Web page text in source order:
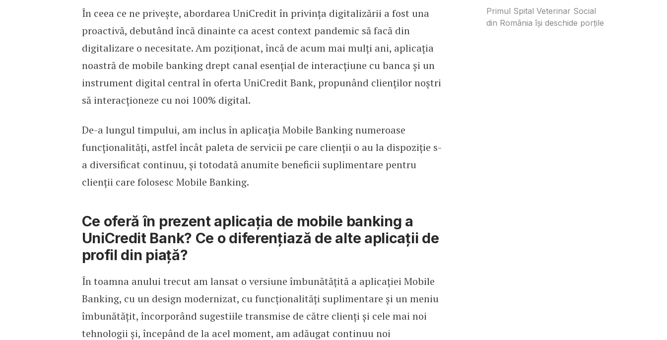
În ceea ce ne privește, abordarea UniCredit în privința digitalizării a fost una
proactivă, debutând încă dinainte ca acest context pandemic să facă din
digitalizare o necesitate. Am poziționat, încă de acum mai mulți ani, aplicația
noastră de mobile banking drept canal esențial de interacțiune cu banca și un
instrument digital central în oferta UniCredit Bank, propunând clienților noștri
să interacționeze cu noi 100% digital.
De-a lungul timpului, am inclus în aplicația Mobile Banking numeroase
funcționalități, astfel încât paleta de servicii pe care clienții o au la dispoziție s-
a diversificat continuu, și totodată anumite beneficii suplimentare pentru
clienții care ­folosesc Mobile Banking.
Ce oferă în prezent aplicația de mobile banking a
UniCredit Bank? Ce o diferențiază de alte aplicații de
profil din piață?
În toamna anului trecut am lansat o versiune îmbunătățită a aplicației Mobile
Banking, cu un design mo­dernizat, cu funcționalități suplimentare și un meniu
îmbunătățit, încorporând sugestiile transmise de către clienți și cele mai noi
tehnologii și, începând de la acel moment, am adăugat continuu noi
Primul Spital Veterinar Social
din România își deschide porțile